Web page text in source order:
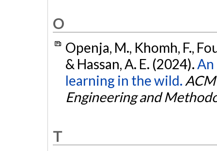
O
Openja, M., Khomh, F.,
& Hassan, A. E. (2024).An
learning in the wild.
Engineering and
T